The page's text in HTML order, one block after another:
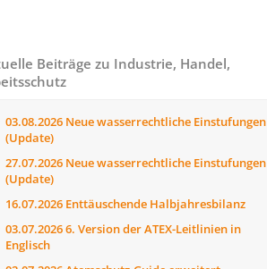
Beiträge zu Industrie, Handel,
03.08.2026 Neue wasserrechtliche Einstufungen
(Update)
27.07.2026 Neue wasserrechtliche Einstufungen
(Update)
16.07.2026 Enttäuschende Halbjahresbilanz
03.07.20266. Version der ATEX-Leitlinien in
Englisch